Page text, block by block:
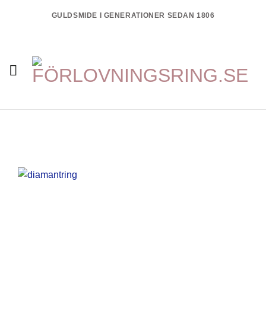
GULDSMIDE I GENERATIONER SEDAN 1806